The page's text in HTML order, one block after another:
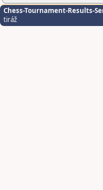
Chess-Tournament-Results-
tiráž